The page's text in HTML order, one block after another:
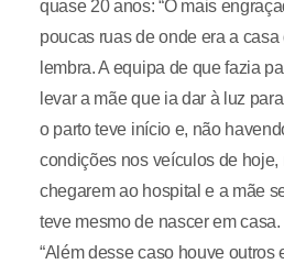
quase 20 anos: “O mais
poucas ruas de onde era a casa
lembra. A equipa de que fazia
levar a mãe que ia dar à luz
o parto teve início e, não
condições nos veículos de hoje,
chegarem ao hospital e a mãe
teve mesmo de nascer em casa.
“Além desse caso houve outros